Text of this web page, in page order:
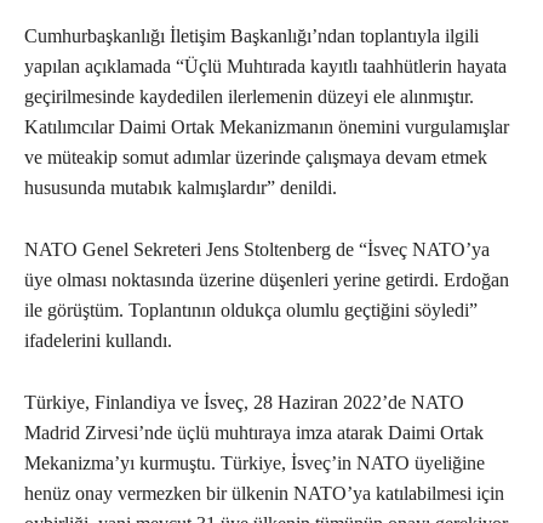
Cumhurbaşkanlığı İletişim Başkanlığı’ndan toplantıyla ilgili
yapılan açıklamada “Üçlü Muhtırada kayıtlı taahhütlerin hayata
geçirilmesinde kaydedilen ilerlemenin düzeyi ele alınmıştır.
Katılımcılar Daimi Ortak Mekanizmanın önemini vurgulamışlar
ve müteakip somut adımlar üzerinde çalışmaya devam etmek
hususunda mutabık kalmışlardır” denildi.
NATO Genel Sekreteri Jens Stoltenberg de “İsveç NATO’ya
üye olması noktasında üzerine düşenleri yerine getirdi. Erdoğan
ile görüştüm. Toplantının oldukça olumlu geçtiğini söyledi”
ifadelerini kullandı.
Türkiye, Finlandiya ve İsveç, 28 Haziran 2022’de NATO
Madrid Zirvesi’nde üçlü muhtıraya imza atarak Daimi Ortak
Mekanizma’yı kurmuştu. Türkiye, İsveç’in NATO üyeliğine
henüz onay vermezken bir ülkenin NATO’ya katılabilmesi için